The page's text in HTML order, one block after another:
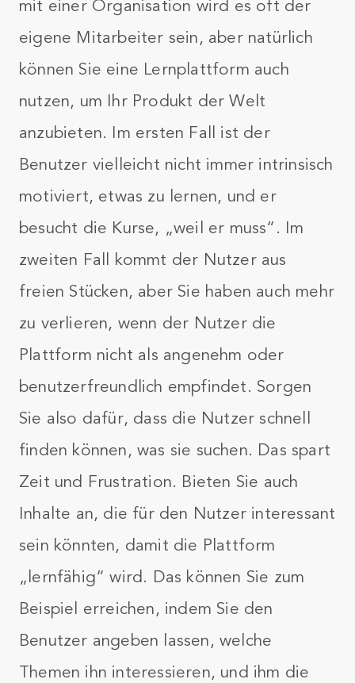
mit einer Organisation wird es oft der
eigene Mitarbeiter sein, aber natürlich
können Sie eine Lernplattform auch
nutzen, um Ihr Produkt der Welt
anzubieten. Im ersten Fall ist der
Benutzer vielleicht nicht immer intrinsisch
motiviert, etwas zu lernen, und er
besucht die Kurse, „weil er muss“. Im
zweiten Fall kommt der Nutzer aus
freien Stücken, aber Sie haben auch mehr
zu verlieren, wenn der Nutzer die
Plattform nicht als angenehm oder
benutzerfreundlich empfindet. Sorgen
Sie also dafür, dass die Nutzer schnell
finden können, was sie suchen. Das spart
Zeit und Frustration. Bieten Sie auch
Inhalte an, die für den Nutzer interessant
sein könnten, damit die Plattform
„lernfähig“ wird. Das können Sie zum
Beispiel erreichen, indem Sie den
Benutzer angeben lassen, welche
Themen ihn interessieren, und ihm die